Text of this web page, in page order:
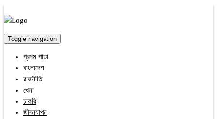
Toggle navigation
প্রথম পাতা
বাংলাদেশ
রাজনীতি
খেলা
চাকরি
জীবনযাপন